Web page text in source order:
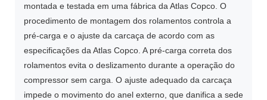
montada e testada em uma fábrica da Atlas Copco. O
procedimento de montagem dos rolamentos controla a
pré-carga e o ajuste da carcaça de acordo com as
especificações da Atlas Copco. A pré-carga correta dos
rolamentos evita o deslizamento durante a operação do
compressor sem carga. O ajuste adequado da carcaça
impede o movimento do anel externo, que danifica a sede